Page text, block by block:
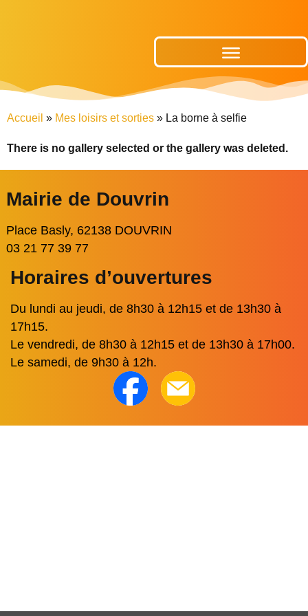
Accueil » Mes loisirs et sorties » La borne à selfie
There is no gallery selected or the gallery was deleted.
Mairie de Douvrin
Place Basly, 62138 DOUVRIN
03 21 77 39 77
Horaires d’ouvertures
Du lundi au jeudi, de 8h30 à 12h15 et de 13h30 à
17h15.
Le vendredi, de 8h30 à 12h15 et de 13h30 à 17h00.
Le samedi, de 9h30 à 12h.